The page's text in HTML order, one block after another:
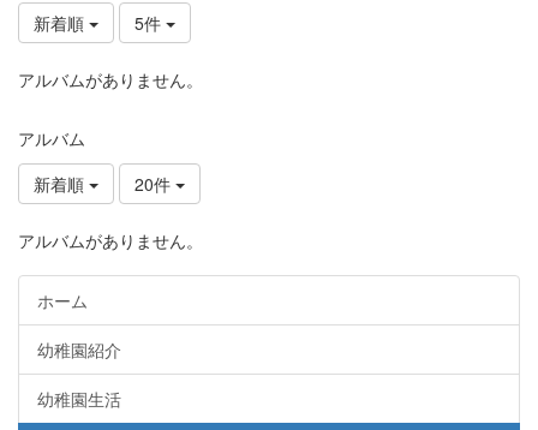
新着順
5件
アルバムがありません。
アルバム
新着順
20件
アルバムがありません。
ホーム
幼稚園紹介
幼稚園生活